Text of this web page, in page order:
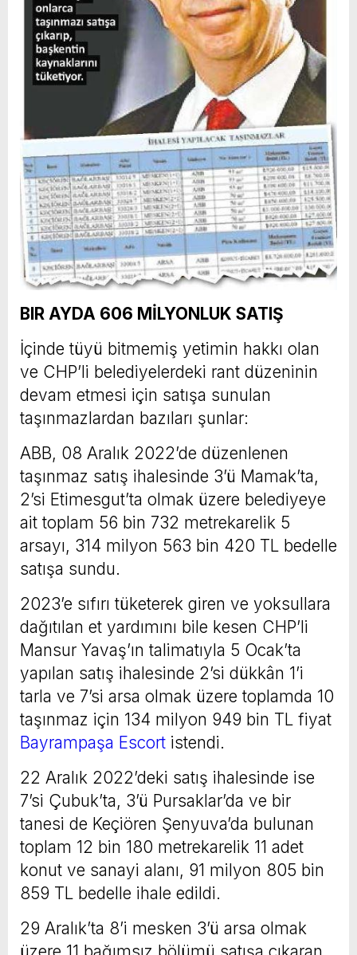
BIR AYDA 606 MİLYONLUK SATIŞ
İçinde tüyü bitmemiş yetimin hakkı olan
ve CHP’li belediyelerdeki rant düzeninin
devam etmesi için satışa sunulan
taşınmazlardan bazıları şunlar:
ABB, 08 Aralık 2022’de düzenlenen
taşınmaz satış ihalesinde 3’ü Mamak’ta,
2’si Etimesgut’ta olmak üzere belediyeye
ait toplam 56 bin 732 metrekarelik 5
arsayı, 314 milyon 563 bin 420 TL bedelle
satışa sundu.
2023’e sıfırı tüketerek giren ve yoksullara
dağıtılan et yardımını bile kesen CHP’li
Mansur Yavaş’ın talimatıyla 5 Ocak’ta
yapılan satış ihalesinde 2’si dükkân 1’i
tarla ve 7’si arsa olmak üzere toplamda 10
taşınmaz için 134 milyon 949 bin TL fiyat
Bayrampaşa Escort istendi.
22 Aralık 2022’deki satış ihalesinde ise
7’si Çubuk’ta, 3’ü Pursaklar’da ve bir
tanesi de Keçiören Şenyuva’da bulunan
toplam 12 bin 180 metrekarelik 11 adet
konut ve sanayi alanı, 91 milyon 805 bin
859 TL bedelle ihale edildi.
29 Aralık’ta 8’i mesken 3’ü arsa olmak